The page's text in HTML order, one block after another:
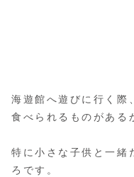
海遊館へ遊びに行く際
食べられるものがある
特に小さな子供と一緒
ろです。